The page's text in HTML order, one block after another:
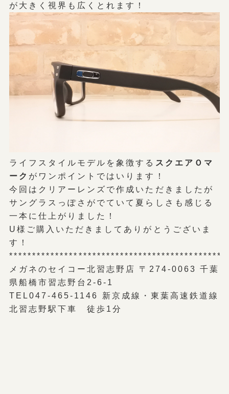
が大きく視界も広くとれます！
ライフスタイルモデルを象徴する スクエアＯマ
ーク がワンポイントではいります！
今回はクリアーレンズで作成いただきましたが
サングラスっぽさがでていて夏らしさも感じる
一本に仕上がりました！
U様ご購入いただきましてありがとうございま
す！
メガネのセイコー北習志野店 〒274-0063 千葉
県船橋市習志野台2-6-1
TEL047-465-1146 新京成線・東葉高速鉄道線
北習志野駅下車 徒歩1分